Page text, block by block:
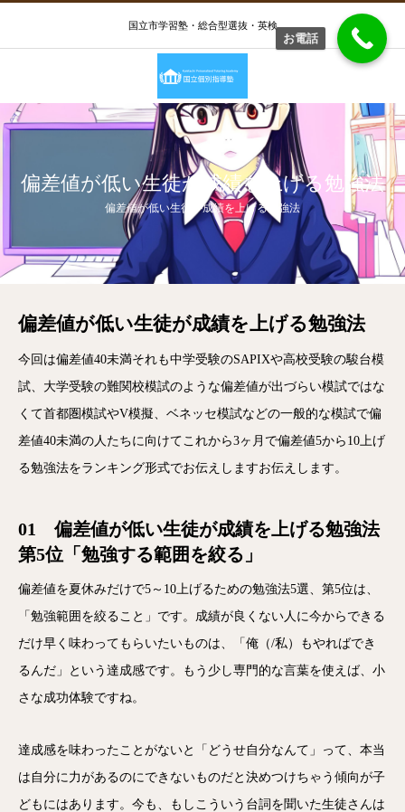
国立市学習塾・総合型選抜・英検
偏差値が低い生徒が成績を上げる勉強法
偏差値が低い生徒が成績を上げる勉強法
偏差値が低い生徒が成績を上げる勉強法
今回は偏差値40未満それも中学受験のSAPIXや高校受験の駿台模
試、大学受験の難関校模試のような偏差値が出づらい模試ではな
くて首都圏模試やV模擬、ベネッセ模試などの一般的な模試で偏
差値40未満の人たちに向けてこれから3ヶ月で偏差値5から10上げ
る勉強法をランキング形式でお伝えしますお伝えします。
01 偏差値が低い生徒が成績を上げる勉強法
第5位「勉強する範囲を絞る」
偏差値を夏休みだけで5～10上げるための勉強法5選、第5位は、
「勉強範囲を絞ること」です。成績が良くない人に今からできる
だけ早く味わってもらいたいものは、「俺（/私）もやればでき
るんだ」という達成感です。もう少し専門的な言葉を使えば、小
さな成功体験ですね。
達成感を味わったことがないと「どうせ自分なんて」って、本当
は自分に力があるのにできないものだと決めつけちゃう傾向が子
どもにはあります。今も、もしこういう台詞を聞いた生徒さんは
お電話